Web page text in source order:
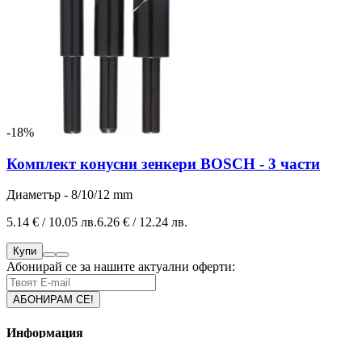
-18%
Комплект конусни зенкери BOSCH - 3 части
Диаметър - 8/10/12 mm
5.14 € / 10.05 лв.6.26 € / 12.24 лв.
Купи
Абонирай се за нашите актуални оферти:
Информация